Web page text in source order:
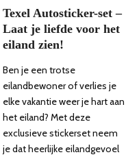
Texel Autosticker-set –
Laat je liefde voor het
eiland zien!
Ben je een trotse
eilandbewoner of verlies je
elke vakantie weer je hart aan
het eiland? Met deze
exclusieve stickerset neem
je dat heerlijke eilandgevoel